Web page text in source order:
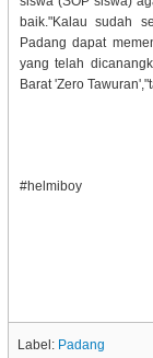
baik."Kalau sudah
Padang dapat
yang telah
Barat 'Zero
#helmiboy
Label: Padang